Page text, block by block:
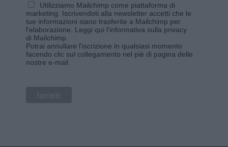
Utilizziamo Mailchimp come piattaforma di
marketing. Iscrivendoti alla newsletter accetti che le
tue informazioni siano trasferite a Mailchimp per
l'elaborazione. Leggi qui l'informativa sulla privacy
di Mailchimp
Potrai annullare l'iscrizione in qualsiasi momento
facendo clic sul collegamento nel piè di pagina delle
nostre e-mail.